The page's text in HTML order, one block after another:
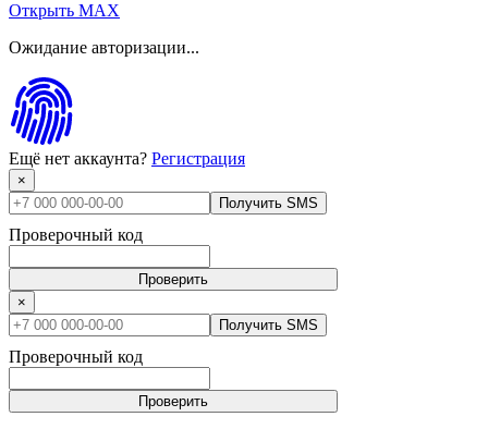
Открыть MAX
Ожидание авторизации...
Ещё нет аккаунта? Регистрация
×
Получить SMS
Проверочный код
Проверить
×
Получить SMS
Проверочный код
Проверить